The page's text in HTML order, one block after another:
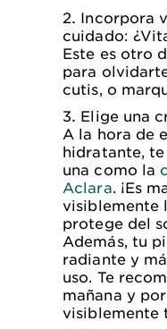
Incorpora
cuidado:
Este es otro
para
cutis, o
Elige una
A la hora de
hidratante,
una como la
Aclara. ¡Es
visiblemente
protege del
Además, tu
radiante y
uso. Te
mañana y
visiblemente